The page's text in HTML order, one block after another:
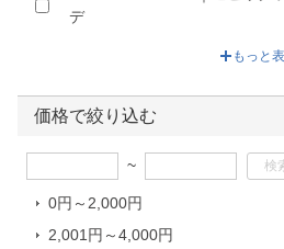
デ
NANGA｜ナンガ
TENTIAL｜テンシャル
ZINUS｜ジヌス
アイデアランズ｜IdeaRuns
もっと
価格で絞り込む
~
0円～2,000円
2,001円～4,000円